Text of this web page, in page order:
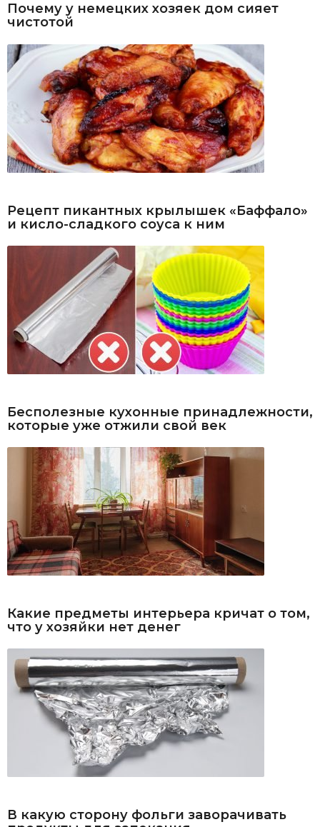
Почему у немецких хозяек дом сияет
чистотой
Рецепт пикантных крылышек «Баффало»
и кисло-сладкого соуса к ним
Бесполезные кухонные принадлежности,
которые уже отжили свой век
Какие предметы интерьера кричат о том,
что у хозяйки нет денег
В какую сторону фольги заворачивать